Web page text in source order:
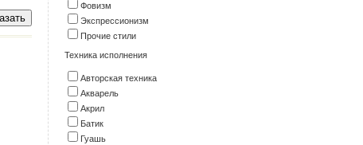
Фовизм
Экспрессионизм
Прочие стили
Техника исполнения
Авторская техника
Акварель
Акрил
Батик
Гуашь